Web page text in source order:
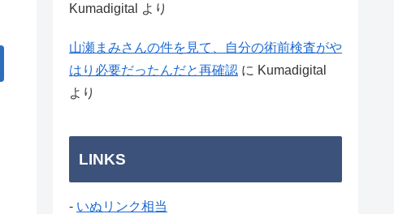
Kumadigital
より
山瀬まみさんの件を見て、自分の術前検査がや
はり必要だったんだと再確認 に Kumadigital
より
LINKS
- いぬリンク相当